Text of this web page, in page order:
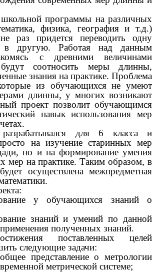
программы на различных
физика, география и т.д.)
раз придется переводить одну
другую. Работая над данным
с древними величинами
соотносить меры длинны,
знания на практике. Проблема
из обучающихся не умеют
длинны, у многих возникают
проект позволит обучающимся
навык использования мер
для 6 класса и
на изучение старинных мер
но и на формирование умения
мер на практике. Таким образом, в
осуществлена межпредметная
у обучающихся знаний о
знаний и умений по данной
полученных знаний.
поставленных целей
следующие задачи:
представление о метрологии
метрической системе;